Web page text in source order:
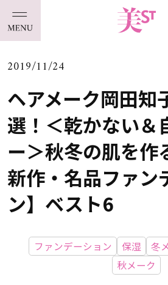
2019/11/24
ヘアメーク岡田知
選！＜乾かない＆
ー＞秋冬の肌を作
新作・名品ファン
ン】ベスト6
ファンデーション 保湿 冬
秋メーク